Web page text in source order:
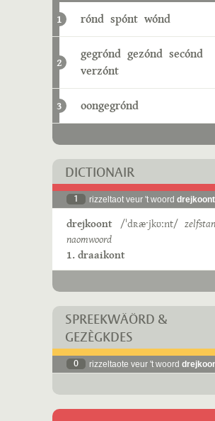
1 rónd spónt wónd
2
gegrónd gezónd secónd
verzónt
3 oongegrónd
DICTIONAIR
1 rizzeltaot veur 't woord drejkoont
drejkoont /ˈdʀæˑjkʊːnt/
naomwoord
1. draaikont
SPREEKWÄÖRD &
GEZÈGKDES
0 rizzeltaote veur 't woord